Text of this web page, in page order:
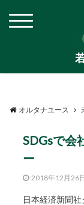
オルタナユース
SDGsで会
ー
2018年12月26
日本経済新聞